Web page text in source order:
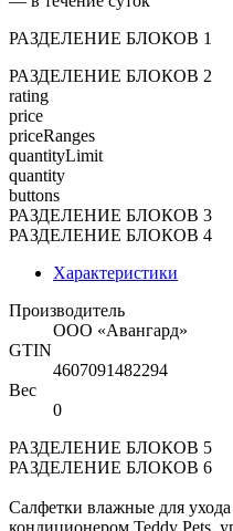
РАЗДЕЛЕНИЕ БЛОКОВ 1
РАЗДЕЛЕНИЕ БЛОКОВ 2
rating
price
priceRanges
quantityLimit
quantity
buttons
РАЗДЕЛЕНИЕ БЛОКОВ 3
РАЗДЕЛЕНИЕ БЛОКОВ 4
Характеристики
Производитель
ООО «Авангард»
GTIN
4607091482294
Вес
0
РАЗДЕЛЕНИЕ БЛОКОВ 5
РАЗДЕЛЕНИЕ БЛОКОВ 6
Салфетки влажные для